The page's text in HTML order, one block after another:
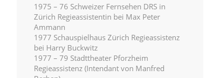
1975 – 76 Schweizer Fernsehen DRS in
Zürich Regieassistentin bei Max Peter
Ammann
1977 Schauspielhaus Zürich Regieassistenz
bei Harry Buckwitz
1977 – 79 Stadttheater Pforzheim
Regieassistenz (Intendant von Manfred